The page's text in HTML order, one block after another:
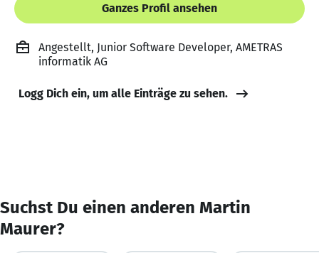
Ganzes Profil ansehen
Angestellt, Junior Software Developer, AMETRAS
informatik AG
Logg Dich ein, um alle Einträge zu sehen.
Suchst Du einen anderen Martin
Maurer?